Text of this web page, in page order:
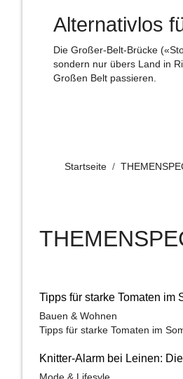
Alternativlos
Die Großer-Belt-Brücke
sondern nur übers Land in
Großen Belt passieren.
Startseite
Tipps für starke Tomaten im
Bauen & Wohnen
Tipps für starke Tomaten im
Knitter-Alarm bei Leinen: